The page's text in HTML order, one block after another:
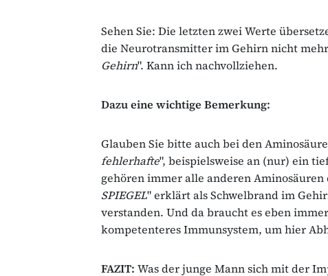
Sehen Sie: Die letzten zwei Werte
die Neurotransmitter im Gehirn nicht
Gehirn". Kann ich nachvollziehen.
Dazu eine wichtige Bemerkung:
Glauben Sie bitte auch bei den
fehlerhafte", beispielsweise an (nur) ein
gehören immer alle anderen
SPIEGEL" erklärt als Schwelbrand im
verstanden. Und da braucht es eben
kompetenteres Immunsystem, um hier
FAZIT: Was der junge Mann sich mit der